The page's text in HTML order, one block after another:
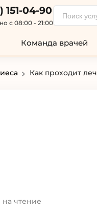
151-04-90
с 08:00 - 21:00
Команда врачей
Как проходит
чтение